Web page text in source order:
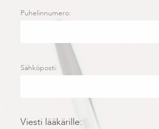
Puhelinnumero:
Sähköposti:
Viesti lääkärille: